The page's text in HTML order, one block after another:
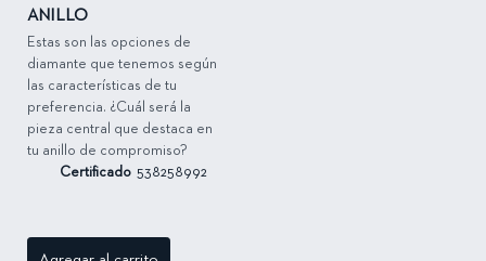
ANILLO
Estas son las opciones de
diamante que tenemos según
las características de tu
preferencia. ¿Cuál será la
pieza central que destaca en
tu anillo de compromiso?
Certificado 538258992